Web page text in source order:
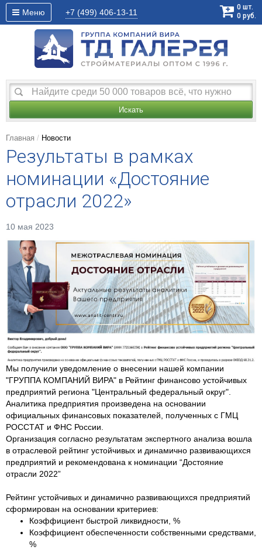
Меню +7 (499) 406-13-11
0 шт.
0 руб.
Искать
Главная Новости
Результаты в рамках
номинации «Достояние
отрасли 2022»
10 мая 2023
Мы получили уведомление о внесении нашей компании
"ГРУППА КОМПАНИЙ ВИРА" в Рейтинг финансово устойчивых
предприятий региона "Центральный федеральный округ".
Аналитика предприятия произведена на основании
официальных финансовых показателей, полученных с ГМЦ
РОССТАТ и ФНС России.
Организация согласно результатам экспертного анализа вошла
в отраслевой рейтинг устойчивых и динамично развивающихся
предприятий и рекомендована к номинации “Достояние
отрасли 2022”
Рейтинг устойчивых и динамично развивающихся предприятий
сформирован на основании критериев:
Коэффициент быстрой ликвидности, %
Коэффициент обеспеченности собственными средствами,
%